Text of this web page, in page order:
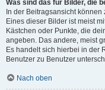
Was sind das für Bilder, die
In der Beitragsansicht
Eines dieser Bilder ist meist
Kästchen oder Punkte, die
angeben. Das andere, meist
Es handelt sich hierbei in der
Benutzer zu Benutzer
Nach oben